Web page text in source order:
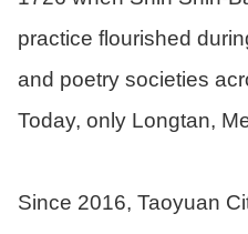
practice flourished
and poetry societies
Today, only Longtan,
Since 2016, Taoyuan